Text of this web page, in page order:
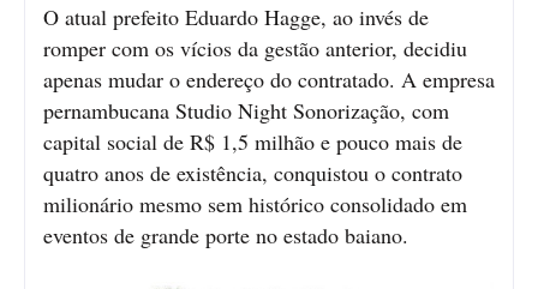
O atual prefeito Eduardo Hagge, ao invés de
romper com os vícios da gestão anterior, decidiu
apenas mudar o endereço do contratado. A empresa
pernambucana Studio Night Sonorização, com
capital social de R$ 1,5 milhão e pouco mais de
quatro anos de existência, conquistou o contrato
milionário mesmo sem histórico consolidado em
eventos de grande porte no estado baiano.